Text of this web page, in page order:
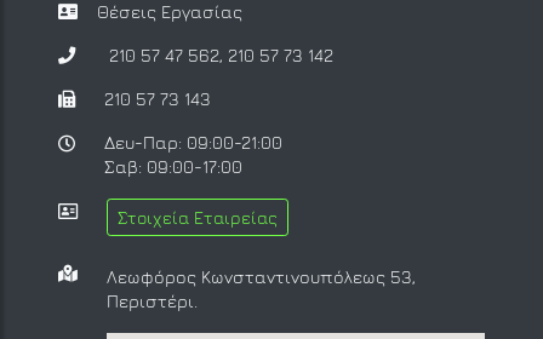
Θέσεις Εργασίας
210 57 47 562, 210 57 73 142
210 57 73 143
Δευ-Παρ: 09:00-21:00
Σαβ: 09:00-17:00
Στοιχεία Εταιρείας
Λεωφόρος Κωνσταντινουπόλεως 53,
Περιστέρι.